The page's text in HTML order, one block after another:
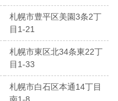
札幌市豊平区美園3条2丁
目1-21
札幌市東区北34条東22丁
目1-33
札幌市白石区本通14丁目